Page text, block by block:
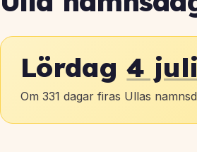
Lördag4 juli
Om 331 dagar firas Ullas